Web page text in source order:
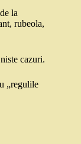
la
rubeola,
cazuri.
„regulile